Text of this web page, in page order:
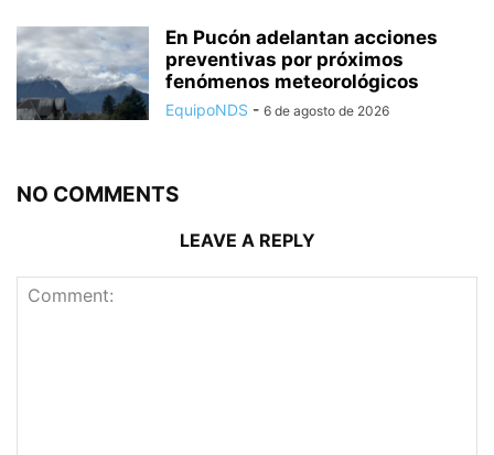
En Pucón adelantan acciones
preventivas por próximos
fenómenos meteorológicos
EquipoNDS - 6 de agosto de 2026
NO COMMENTS
LEAVE A REPLY